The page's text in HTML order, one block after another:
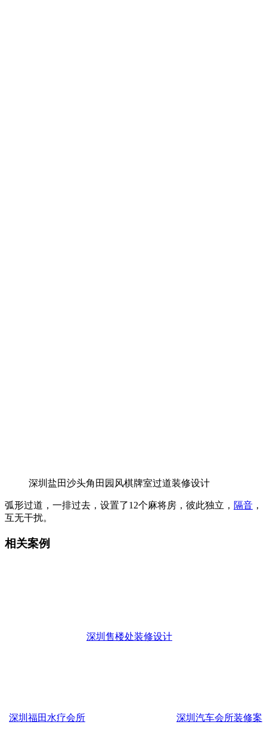
深圳盐田沙头角田园风棋牌室过道装修设计
弧形过道，一排过去，设置了12个麻将房，彼此独立， 隔音 ，
互无干扰。
相关案例
深圳售楼处装修设计
深圳福田水疗会所 深圳汽车会所装修案